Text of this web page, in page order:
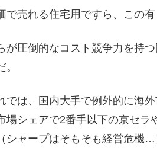
売れる住宅用ですら、この有
が圧倒的なコスト競争力を持
では、国内大手で例外的に海
場シェアで2番手以下の京セラ
シャープはそもそも経営危機…